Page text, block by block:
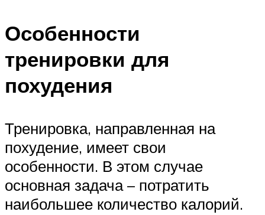
Особенности
тренировки для
похудения
Тренировка, направленная на
похудение, имеет свои
особенности. В этом случае
основная задача – потратить
наибольшее количество калорий.